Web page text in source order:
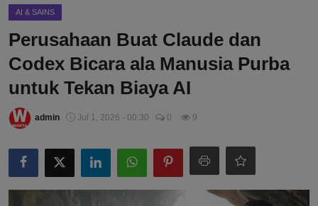
AI & SAINS
Perusahaan Buat Claude dan
Codex Bicara ala Manusia Purba
untuk Tekan Biaya AI
admin Jul 1, 2026 - 00:30 0 9